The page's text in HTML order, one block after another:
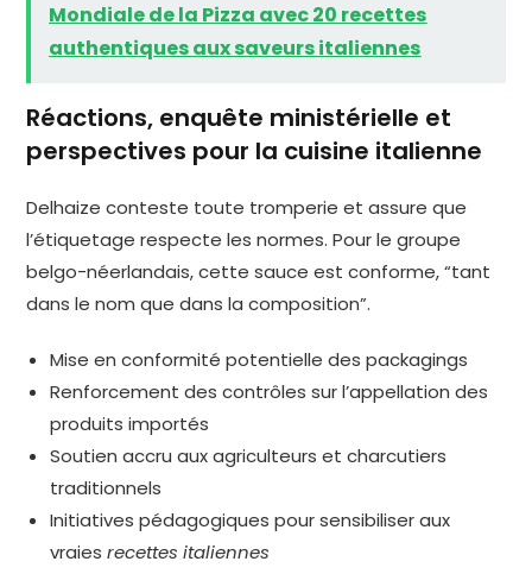
Mondiale de la Pizza avec 20 recettes
authentiques aux saveurs italiennes
Réactions, enquête ministérielle et
perspectives pour la cuisine italienne
Delhaize conteste toute tromperie et assure que
l’étiquetage respecte les normes. Pour le groupe
belgo-néerlandais, cette sauce est conforme, “tant
dans le nom que dans la composition”.
Mise en conformité potentielle des packagings
Renforcement des contrôles sur l’appellation des
produits importés
Soutien accru aux agriculteurs et charcutiers
traditionnels
Initiatives pédagogiques pour sensibiliser aux
vraiesrecettes italiennes